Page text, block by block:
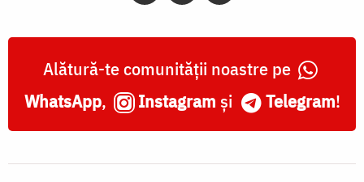
Alătură-te comunității noastre pe
WhatsApp, Instagram și Telegram!